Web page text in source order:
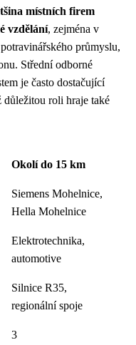
místních firem
vzdělání, zejména v
průmyslu,
Střední odborné
je často dostačující
roli hraje také
Okolí do 15 km
Siemens Mohelnice,
Hella Mohelnice
Elektrotechnika,
automotive
Silnice R35,
regionální spoje
3